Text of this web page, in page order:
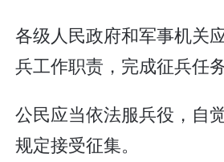
各级人民政府和军事机关
兵工作职责，完成征兵任务
公民应当依法服兵役，自
规定接受征集。